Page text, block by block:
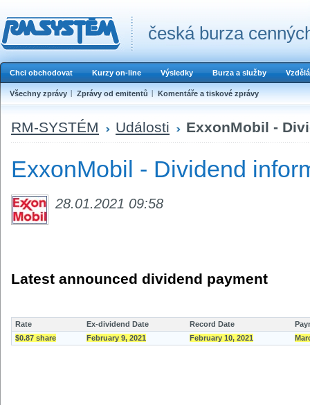
česká burza
Chci obchodovat Kurzy on-line Výsledky Burza a služby
Všechny zprávy Zprávy od emitentů Komentáře a tiskové zprávy
RM-SYSTÉM Události ExxonMobil -
ExxonMobil - Dividend
28.01.2021 09:58
Latest announced dividend payment
Rate Ex-dividend Date Record Date
$0.87 share
February 9, 2021 February 10, 2021